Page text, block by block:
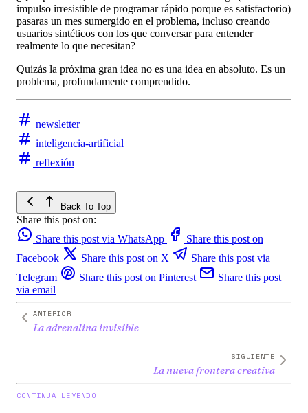
impulso irresistible de programar rápido porque es satisfactorio)
pasaras un mes sumergido en el problema, incluso creando
usuarios sintéticos con los que conversar para entender
realmente lo que necesitan?
Quizás la próxima gran idea no es una idea en absoluto. Es un
problema, profundamente comprendido.
newsletter
inteligencia-artificial
reflexión
Back To Top
Share this post on:
Share this post via WhatsApp
Share this post on
Facebook
Share this post on X
Share this post via
Telegram
Share this post on Pinterest
Share this post
via email
ANTERIOR
La adrenalina invisible
SIGUIENTE
La nueva frontera creativa
CONTINÚA LEYENDO